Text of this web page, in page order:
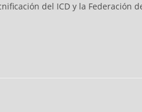
del ICD y la